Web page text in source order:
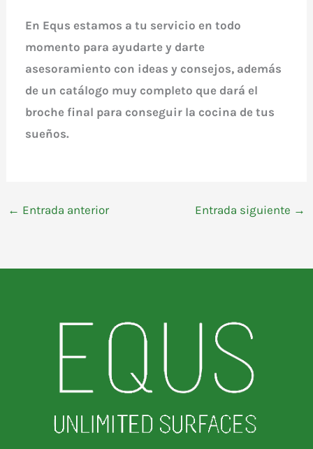
En Equs estamos a tu servicio en todo
momento para ayudarte y darte
asesoramiento con ideas y consejos, además
de un catálogo muy completo que dará el
broche final para conseguir la cocina de tus
sueños.
← Entrada anterior Entrada siguiente →